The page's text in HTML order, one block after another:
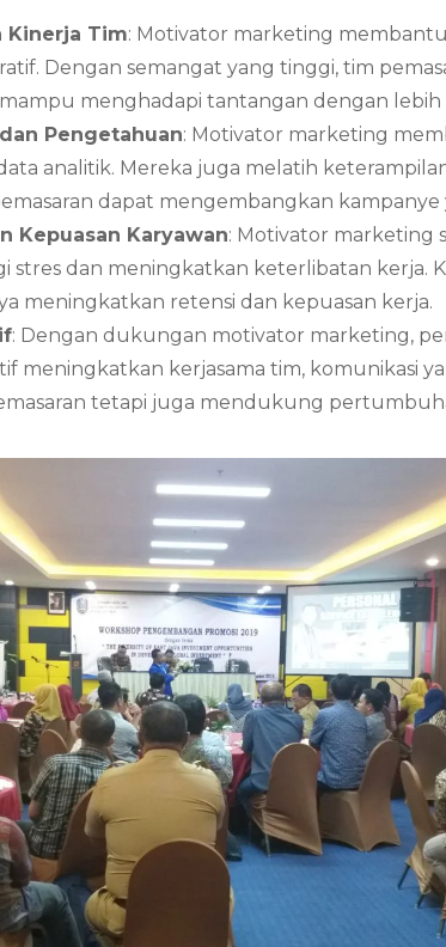
Kinerja Tim: Motivator marketing
Dengan semangat yang tinggi, tim
menghadapi tantangan dengan lebih
Pengetahuan: Motivator marketing
analitik. Mereka juga melatih
dapat mengembangkan
Kepuasan Karyawan: Motivator marketing
dan meningkatkan keterlibatan kerja.
meningkatkan retensi dan kepuasan kerja.
: Dengan dukungan motivator marketing,
meningkatkan kerjasama tim, komunikasi
tetapi juga mendukung